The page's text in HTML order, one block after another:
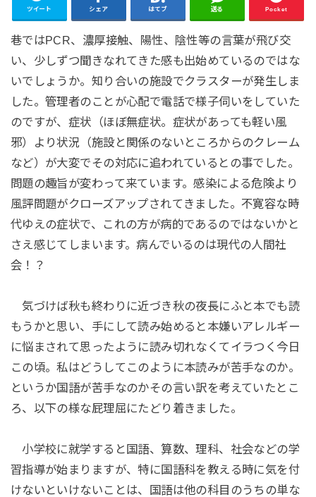
ツイート シェア はてブ 送る Pocket
巷ではPCR、濃厚接触、陽性、陰性等の言葉が飛び交
い、少しずつ聞きなれてきた感も出始めているのではな
いでしょうか。知り合いの施設でクラスターが発生しま
した。管理者のことが心配で電話で様子伺いをしていた
のですが、症状（ほぼ無症状。症状があっても軽い風
邪）より状況（施設と関係のないところからのクレーム
など）が大変でその対応に追われているとの事でした。
問題の趣旨が変わって来ています。感染による危険より
風評問題がクローズアップされてきました。不寛容な時
代ゆえの症状で、これの方が病的であるのではないかと
さえ感じてしまいます。病んでいるのは現代の人間社
会！？
気づけば秋も終わりに近づき秋の夜長にふと本でも読
もうかと思い、手にして読み始めると本嫌いアレルギー
に悩まされて思ったように読み切れなくてイラつく今日
この頃。私はどうしてこのように本読みが苦手なのか。
というか国語が苦手なのかその言い訳を考えていたとこ
ろ、以下の様な屁理屈にたどり着きました。
小学校に就学すると国語、算数、理科、社会などの学
習指導が始まりますが、特に国語科を教える時に気を付
けないといけないことは、国語は他の科目のうちの単な